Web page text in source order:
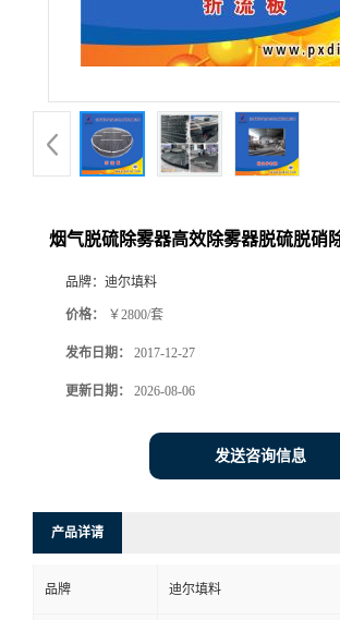
烟气脱硫除雾器高效除雾器脱硫脱硝
品牌： 迪尔填料
价格： ￥2800/套
发布日期： 2017-12-27
更新日期： 2026-08-06
发送咨询信息
产品详请
品牌 迪尔填料